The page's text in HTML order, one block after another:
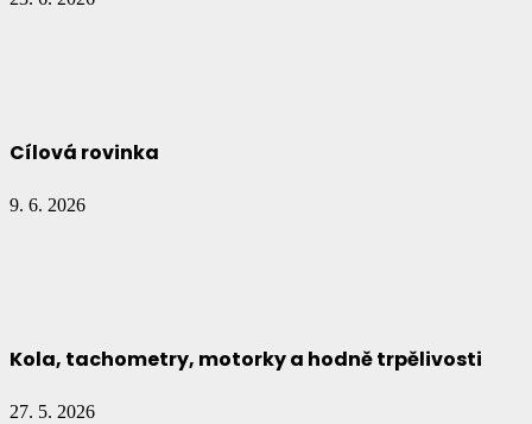
Cílová rovinka
9. 6. 2026
Kola, tachometry, motorky a hodně trpělivosti
27. 5. 2026